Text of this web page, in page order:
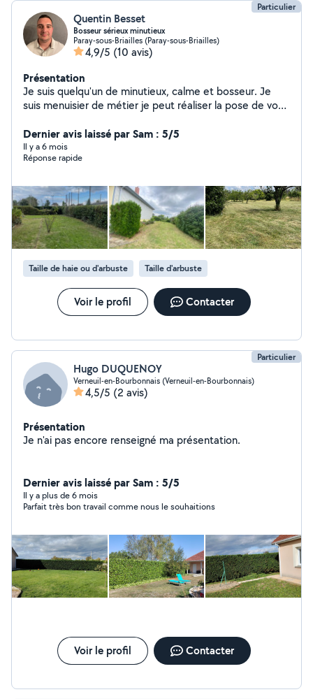
Particulier
Quentin Besset
Bosseur sérieux minutieux
Paray-sous-Briailles (Paray-sous-Briailles)
4,9/5 (10 avis)
Présentation
Je suis quelqu'un de minutieux, calme et bosseur. Je
suis menuisier de métier je peut réaliser la pose de vos
matériel nécessaire pour effectuer la plupart de vos
demande et aussi de l'entretien d'espace vert. Faite moi
confiance vous serez pas déçu.
Dernier avis laissé par Sam : 5/5
Il y a 6 mois
Réponse rapide
Taille de haie ou d'arbuste Taille d'arbuste
Voir le profil Contacter
Particulier
Hugo DUQUENOY
Verneuil-en-Bourbonnais (Verneuil-en-Bourbonnais)
4,5/5 (2 avis)
Présentation
Je n'ai pas encore renseigné ma présentation.
Dernier avis laissé par Sam : 5/5
Il y a plus de 6 mois
Parfait très bon travail comme nous le souhaitions
Voir le profil Contacter